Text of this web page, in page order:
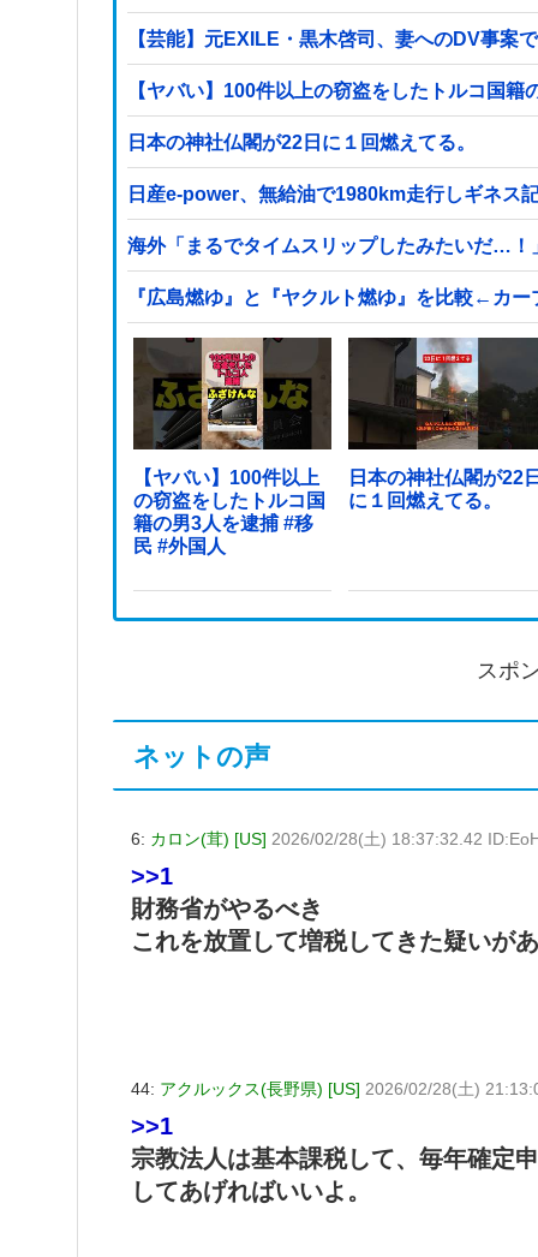
【芸能】元EXILE・黒木啓司、妻へのDV事
日本の神社仏閣が22日に１回燃えてる。
日産e-power、無給油で1980km走行しギネス
海外「まるでタイムスリップしたみたいだ…
『広島燃ゆ』と『ヤクルト燃ゆ』を比較←カ
【ヤバい】100件以上
の窃盗をしたトルコ国
籍の男3人を逮捕 #移
民 #外国人
日本の神社仏閣が22
に１回燃えてる。
スポ
ネットの声
6: カロン(茸) [US] 2026/02/28(土) 18:37:32.42
>>1
財務省がやるべき
これを放置して増税してきた疑いが
44: アクルックス(長野県) [US] 2026/02/28(土)
>>1
宗教法人は基本課税して、毎年確定
してあげればいいよ。